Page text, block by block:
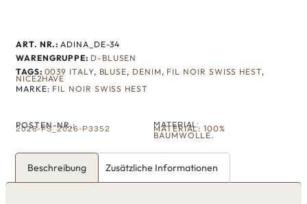
ART. NR.:ADINA_DE-34
WARENGRUPPE: D-BLUSEN
TAGS: 0039 ITALY, BLUSE, DENIM , FIL NOIR SWISS HEST,
NICE2HAVE
MARKE: FIL NOIR SWISS HEST
POSTEN-NR.: MATERIAL:
2026-FS_2026-P3352 MATERIAL: 100%
BAUMWOLLE.
Beschreibung Zusätzliche Informationen